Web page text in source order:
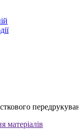
матеріалів